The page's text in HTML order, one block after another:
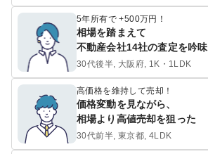
5年所有で +500万円！
相場を踏まえて
不動産会社14社の査定を吟味
30代後半, 大阪府, 1K・1LDK
高価格を維持して売却！
価格変動を見ながら、
相場より高値売却を狙った
30代前半, 東京都, 4LDK